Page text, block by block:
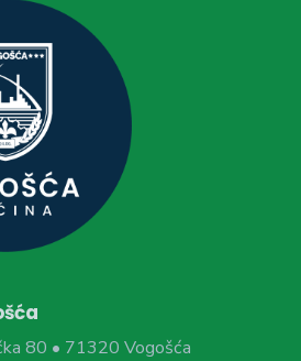
80 • 71320 Vogošća